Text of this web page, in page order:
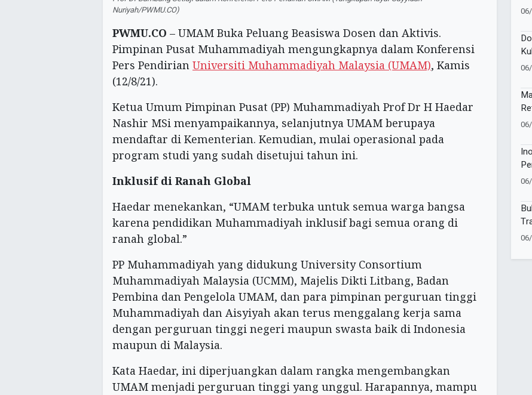
Nuriyah/PWMU.CO)
PWMU.CO – UMAM Buka Peluang Beasiswa Dosen dan Aktivis.
Pimpinan Pusat Muhammadiyah mengungkapnya dalam Konferensi
Pers Pendirian Universiti Muhammadiyah Malaysia (UMAM), Kamis
(12/8/21).
Ketua Umum Pimpinan Pusat (PP) Muhammadiyah Prof Dr H Haedar
Nashir MSi menyampaikannya, selanjutnya UMAM berupaya
mendaftar di Kementerian. Kemudian, mulai operasional pada
program studi yang sudah disetujui tahun ini.
Inklusif di Ranah Global
Haedar menekankan, “UMAM terbuka untuk semua warga bangsa
karena pendidikan Muhammadiyah inklusif bagi semua orang di
ranah global.”
PP Muhammadiyah yang didukung University Consortium
Muhammadiyah Malaysia (UCMM), Majelis Dikti Litbang, Badan
Pembina dan Pengelola UMAM, dan para pimpinan perguruan tinggi
Muhammadiyah dan Aisyiyah akan terus menggalang kerja sama
dengan perguruan tinggi negeri maupun swasta baik di Indonesia
maupun di Malaysia.
Kata Haedar, ini diperjuangkan dalam rangka mengembangkan
UMAM menjadi perguruan tinggi yang unggul. Harapannya, mampu